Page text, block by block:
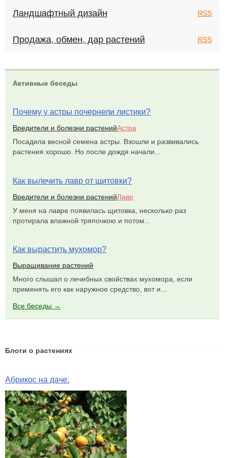
RSS
Ландшафтный дизайн
RSS
Продажа, обмен, дар растений
Активные беседы
Почему у астры почернели листики?
Вредители и болезни растенийАстра
Посадила весной семена астры. Взошли и развивались
растения хорошо. Но после дождя начали...
Как вылечить лавр от щитовки?
Вредители и болезни растенийЛавр
У меня на лавре появилась щитовка, несколько раз
протирала влажной тряпочкою и потом...
Как вырастить мухомор?
Выращивание растений
Много слышал о лечебных свойствах мухомора, если
применять его как наружное средство, вот и...
Все беседы →
Блоги о растениях
Абрикос на даче.